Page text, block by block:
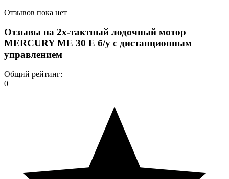
Отзывов пока нет
Отзывы на 2х-тактный лодочный мотор
MERCURY ME 30 E б/у с дистанционным
управлением
Общий рейтинг:
0